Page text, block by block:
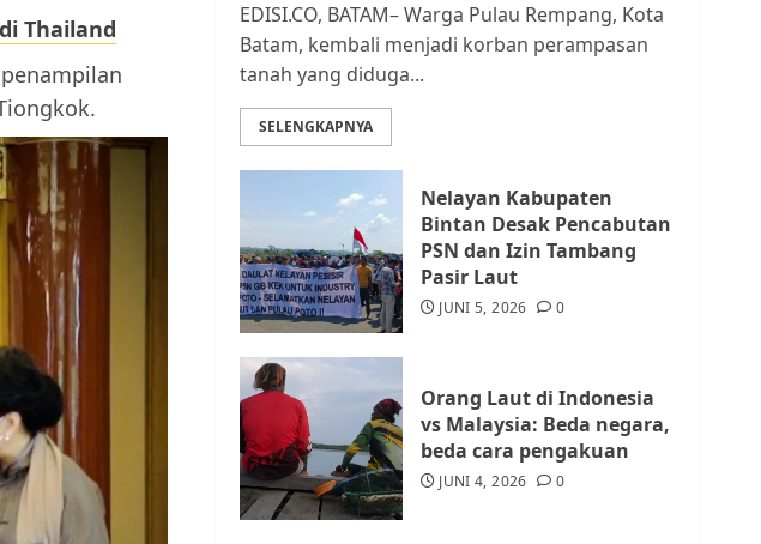
Thailand
3
Datangi Pemko Batam,
Warga Rempang Protes
Lahan Mereka Diambil
4
Warga Rempang Ajukan
Audiensi dengan Wali
Kota Batam, Soroti
Aktivitas yang Resahkan
Warga
5
Tim Advokasi Desak BP
Batam Berhenti
Merampas Tanah Warga
Rempang
EDISI.CO, BATAM– Warga Pulau Rempang, Kota
Batam, kembali menjadi korban perampasan
tanah yang diduga...
SELENGKAPNYA
Nelayan Kabupaten
Bintan Desak Pencabutan
PSN dan Izin Tambang
Pasir Laut
JUNI 5, 2026 0
Orang Laut di Indonesia
vs Malaysia: Beda negara,
beda cara pengakuan
JUNI 4, 2026 0